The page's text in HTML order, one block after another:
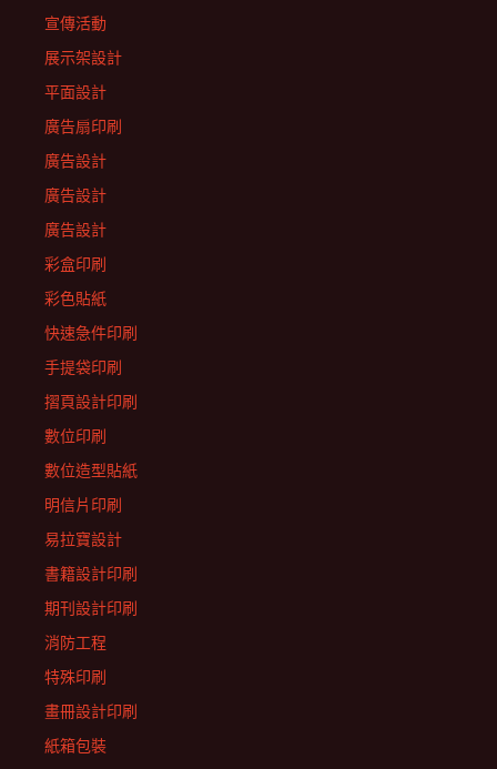
宣傳活動
展示架設計
平面設計
廣告扇印刷
廣告設計
廣告設計
廣告設計
彩盒印刷
彩色貼紙
快速急件印刷
手提袋印刷
摺頁設計印刷
數位印刷
數位造型貼紙
明信片印刷
易拉寶設計
書籍設計印刷
期刊設計印刷
消防工程
特殊印刷
畫冊設計印刷
紙箱包裝